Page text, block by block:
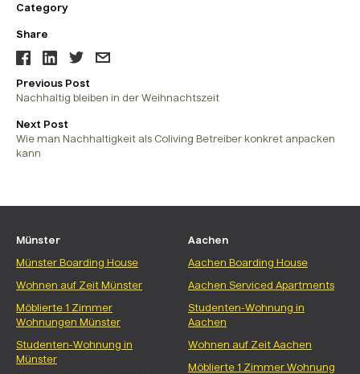
Category
Share
FacebookLinkedInTwitterEmail
Previous Post
Nachhaltig bleiben in der Weihnachtszeit
Next Post
Wie man Nachhaltigkeit als Coliving Betreiber konkret anpacken
kann
Münster
Münster Boarding House
Wohnen auf Zeit Münster
Möblierte 1 Zimmer
Wohnungen Münster
Studenten-Wohnung in
Münster
Aachen
Aachen Boarding House
Aachen Serviced Apartments
Studenten-Wohnung in
Aachen
Wohnen auf Zeit Aachen
Möblierte 1 Zimmer Wohnung